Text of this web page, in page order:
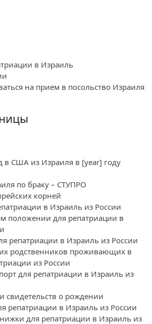
в Израиль
на прием в посольство Израиля
в США из Израиля в [year] году
по браку – СТУПРО
корней
в Израиль из России
положении для репатриации в
репатриации в Израиль из России
родственников проживающих в
из России
для репатриации в Израиль из
свидетельств о рождении
репатриации в Израиль из России
для репатриации в Израиль из